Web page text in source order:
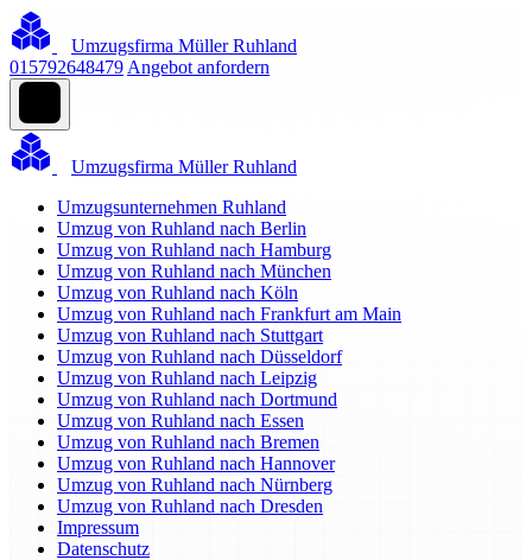
Umzugsfirma Müller Ruhland
015792648479 Angebot anfordern
Umzugsfirma Müller Ruhland
Umzugsunternehmen Ruhland
Umzug von Ruhland nach Berlin
Umzug von Ruhland nach Hamburg
Umzug von Ruhland nach München
Umzug von Ruhland nach Köln
Umzug von Ruhland nach Frankfurt am Main
Umzug von Ruhland nach Stuttgart
Umzug von Ruhland nach Düsseldorf
Umzug von Ruhland nach Leipzig
Umzug von Ruhland nach Dortmund
Umzug von Ruhland nach Essen
Umzug von Ruhland nach Bremen
Umzug von Ruhland nach Hannover
Umzug von Ruhland nach Nürnberg
Umzug von Ruhland nach Dresden
Impressum
Datenschutz